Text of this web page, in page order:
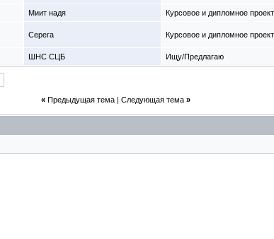
Миит надя Курсовое и дипломное
Cерега Курсовое и дипломное
ШНС СЦБ Ищу/Предлагаю
« Предыдущая тема| Следующая тема »